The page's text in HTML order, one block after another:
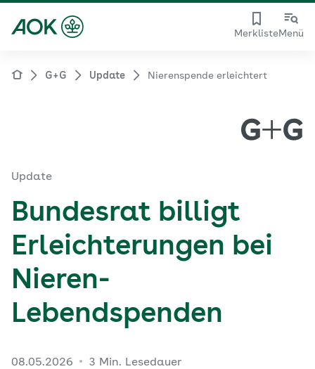
MerklisteMenü
G+G Update Nierenspende erleichtert
Update
Bundesrat billigt
Erleichterungen bei
Nieren-
Lebendspenden
08.05.2026 3 Min. Lesedauer